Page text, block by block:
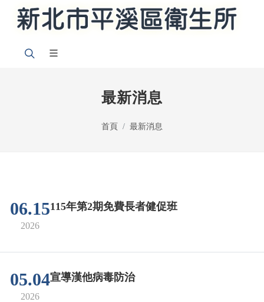
最新消息
首頁 最新消息
06.15
2026
115年第2期免費長者健促班
05.04
2026
宣導漢他病毒防治